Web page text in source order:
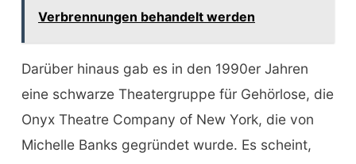
Verbrennungen behandelt werden
Darüber hinaus gab es in den 1990er Jahren
eine schwarze Theatergruppe für Gehörlose, die
Onyx Theatre Company of New York, die von
Michelle Banks gegründet wurde. Es scheint,